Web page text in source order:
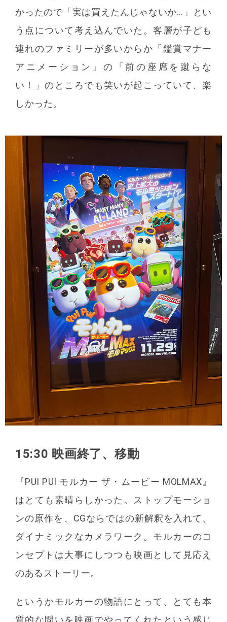
かったので「実は買えたんじゃないか…」とい
う点について考え込んでいた。客層が子ども
連れのファミリーが多いからか「鑑賞マナー
アニメーション」の「前の座席を蹴らな
い！」のところでも笑いが起こっていて、楽
しかった。
15:30 映画終了、移動
『PUI PUI モルカー ザ・ムービー MOLMAX』
はとても素晴らしかった。ストップモーショ
ンの原作を、CGならではの新解釈を入れて、
ダイナミックなカメラワーク。モルカーのコ
ンセプトは大事にしつつも映画として見応え
のあるストーリー。
というかモルカーの物語にとって、とても本
質的な問いを映画でやってくれたという感じ